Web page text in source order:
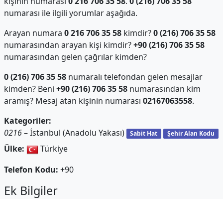
numarası ile ilgili yorumlar aşağıda.
Arayan numara 0 216 706 35 58kimdir?0 (216) 706 35 58
numarasından arayan kişi kimdir?+90 (216) 706 35 58
numarasından gelen çağrılar kimden?
0 (216) 706 35 58numaralı telefondan gelen mesajlar
kimden? Beni +90 (216) 706 35 58numarasından kim
aramış? Mesaj atan kişinin numarası 02167063558.
Kategoriler:
0216– İstanbul (Anadolu Yakası) Sabit Hat Şehir Alan Kodu
Ülke:
Türkiye
Telefon Kodu: +90
Ek Bilgiler